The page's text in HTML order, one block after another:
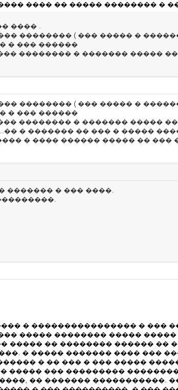
���� �� ����� �������� �
���� .
�������� ( ��� ����� �
� ��� ������
�������� � ������� �����
�������� ( ��� ����� �
� ��� ������
�������� � ������� �����
� ������� �� ��� � �����
� ���� ������ ����� �� ���
������� � ��� ����.
� ���������������� � ���
����� �������� �����
����� �� �������� ������ ��
� ����� ������� ���� ���
� �� ��� � ��� �����
����� ��� ���������
�� ������� �����������.